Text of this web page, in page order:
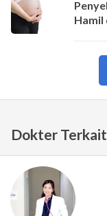
Dokter Terkait